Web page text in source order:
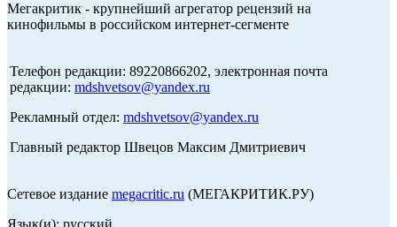
Мегакритик - крупнейший агрегатор рецензий на
кинофильмы в российском интернет-сегменте
Телефон редакции: 89220866202, электронная почта
редакции: mdshvetsov@yandex.ru
Рекламный отдел: mdshvetsov@yandex.ru
Главный редактор Швецов Максим Дмитриевич
Сетевое издание megacritic.ru (МЕГАКРИТИК.РУ)